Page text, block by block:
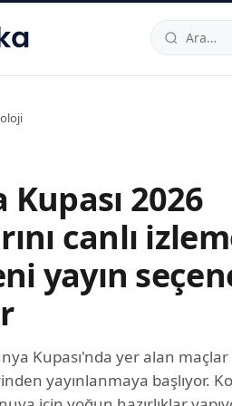
34520TR
Kupası 2026
canlı
yayın
Kupası'nda yer alan
yayınlanmaya başlıyor.